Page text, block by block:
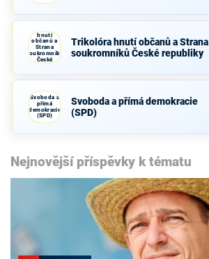
hnutí
občanů a
Strana
soukromníků
České
republiky
Trikolóra hnutí občanů a Strana
soukromníků České republiky
Svoboda a
přímá
demokracie
(SPD)
Svoboda a přímá demokracie
(SPD)
Nejnovější příspěvky k tématu